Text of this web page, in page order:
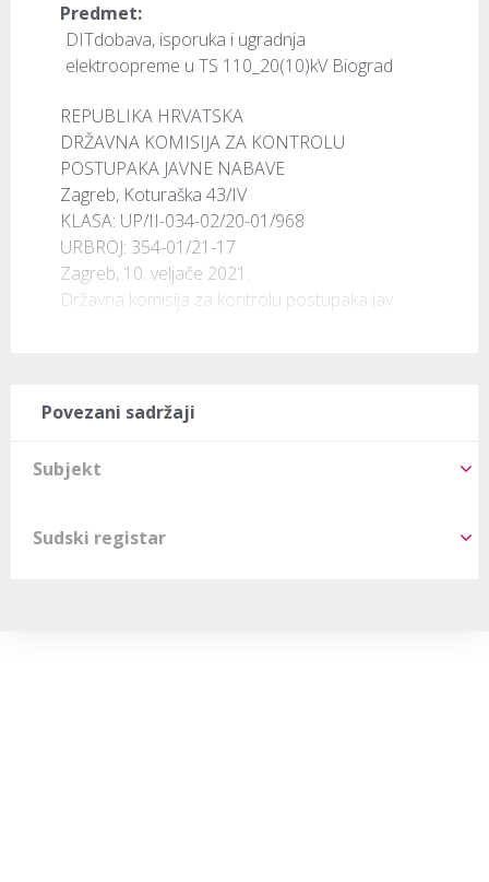
Predmet:
DITdobava, isporuka i ugradnja
elektroopreme u TS 110_20(10)kV Biograd
REPUBLIKA HRVATSKA
DRŽAVNA KOMISIJA ZA KONTROLU
POSTUPAKA JAVNE NABAVE
Zagreb, Koturaška 43/IV
KLASA: UP/II-034-02/20-01/968
URBROJ: 354-01/21-17
Zagreb, 10. veljače 2021.
Državna komisija za kontrolu postupaka jav
Povezani sadržaji
Subjekt
Sudski registar